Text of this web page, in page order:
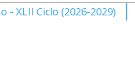
- XLII Ciclo (2026-2029)